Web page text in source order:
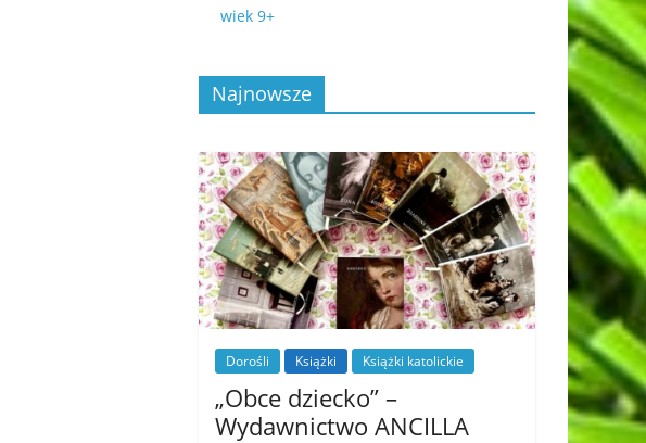
wiek 9+
Najnowsze
Dorośli Książki Książki katolickie
„Obce dziecko” –
Wydawnictwo ANCILLA